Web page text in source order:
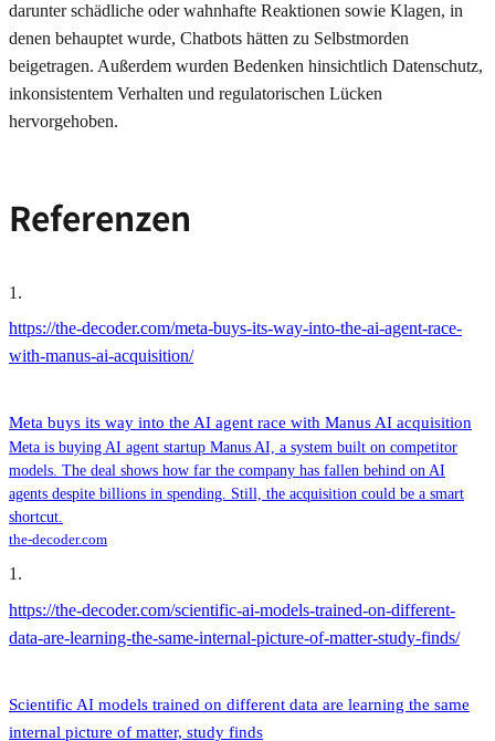
darunter schädliche oder wahnhafte Reaktionen sowie Klagen, in
denen behauptet wurde, Chatbots hätten zu Selbstmorden
beigetragen. Außerdem wurden Bedenken hinsichtlich Datenschutz,
inkonsistentem Verhalten und regulatorischen Lücken
hervorgehoben.
Referenzen
1 .
https://the-decoder.com/meta-buys-its-way-into-the-ai-agent-race-
with-manus-ai-acquisition/
Meta buys its way into the AI agent race with Manus AI acquisition
Meta is buying AI agent startup Manus AI, a system built on competitor
models. The deal shows how far the company has fallen behind on AI
agents despite billions in spending. Still, the acquisition could be a smart
shortcut.
the-decoder.com
1.
https://the-decoder.com/scientific-ai-models-trained-on-different-
data-are-learning-the-same-internal-picture-of-matter-study-finds/
Scientific AI models trained on different data are learning the same
internal picture of matter, study finds